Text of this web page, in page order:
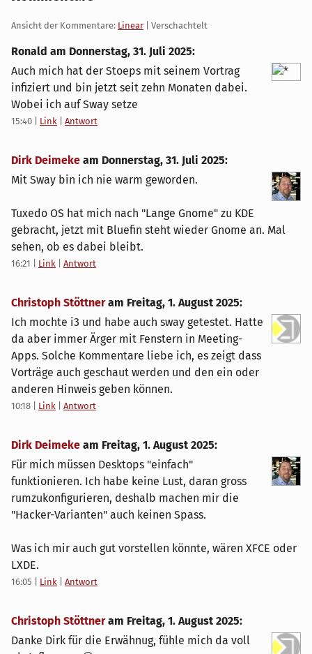
Ansicht der Kommentare: Linear | Verschachtelt
Ronald am Donnerstag, 31. Juli 2025:
Auch mich hat der Stoeps mit seinem Vortrag
infiziert und bin jetzt seit zehn Monaten dabei.
Wobei ich auf Sway setze
15:40 Link Antwort
Dirk Deimeke am Donnerstag, 31. Juli 2025:
Mit Sway bin ich nie warm geworden.
Tuxedo OS hat mich nach "Lange Gnome" zu KDE
gebracht, jetzt mit Bluefin steht wieder Gnome an. Mal
sehen, ob es dabei bleibt.
16:21 Link Antwort
Christoph Stöttneram Freitag, 1. August 2025:
Ich mochte i3 und habe auch sway getestet. Hatte
da aber immer Ärger mit Fenstern in Meeting-
Apps. Solche Kommentare liebe ich, es zeigt dass
Vorträge auch geschaut werden und den ein oder
anderen Hinweis geben können.
10:18 Link Antwort
Dirk Deimeke am Freitag, 1. August 2025:
Für mich müssen Desktops "einfach"
funktionieren. Ich habe keine Lust, daran gross
rumzukonfigurieren, deshalb machen mir die
"Hacker-Varianten" auch keinen Spass.
Was ich mir auch gut vorstellen könnte, wären XFCE oder
LXDE.
16:05 Link Antwort
Christoph Stöttneram Freitag, 1. August 2025:
Danke Dirk für die Erwähnug, fühle mich da voll